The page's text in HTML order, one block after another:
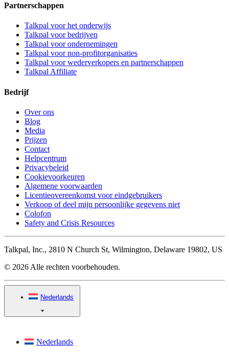
Partnerschappen
Talkpal voor het onderwijs
Talkpal voor bedrijven
Talkpal voor ondernemingen
Talkpal voor non-profitorganisaties
Talkpal voor wederverkopers en partnerschappen
Talkpal Affiliate
Bedrijf
Over ons
Blog
Media
Prijzen
Contact
Helpcentrum
Privacybeleid
Cookievoorkeuren
Algemene voorwaarden
Licentieovereenkomst voor eindgebruikers
Verkoop of deel mijn persoonlijke gegevens niet
Colofon
Safety and Crisis Resources
Talkpal, Inc., 2810 N Church St, Wilmington, Delaware 19802, US
© 2026 Alle rechten voorbehouden.
Nederlands
Nederlands